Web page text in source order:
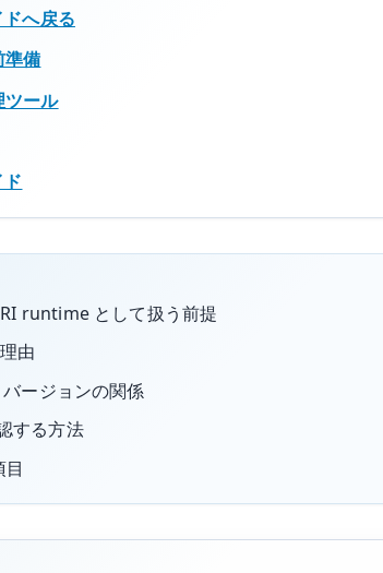
へ戻る
備
ール
runtime として扱う前提
由
ージョンの関係
する方法